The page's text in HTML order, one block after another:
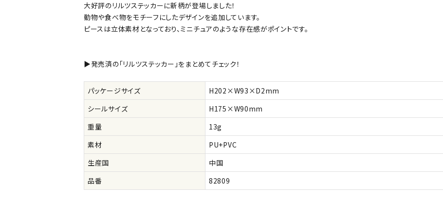
公式 公式
大好評のリルツステッカーに新柄が登場しました！
動物や食べ物をモチーフにしたデザインを追加しています。
ピースは立体素材となっており、ミニチュアのような存在感がポイントです。
▶発売済の「リルツステッカー」をまとめてチェック！
パッケージサイズ
H202×W93×D2mm
シールサイズ
H175×W90mm
重量
13g
素材
PU+PVC
生産国
中国
品番
82809